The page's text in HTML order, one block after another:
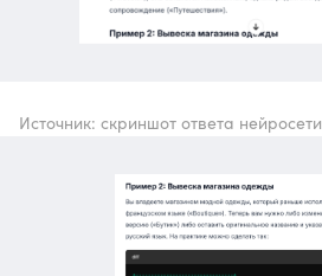
Источник: скриншот ответа нейросети